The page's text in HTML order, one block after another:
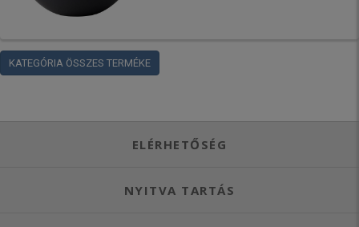
KATEGÓRIA ÖSSZES TERMÉKE
ELÉRHETŐSÉG
NYITVA TARTÁS